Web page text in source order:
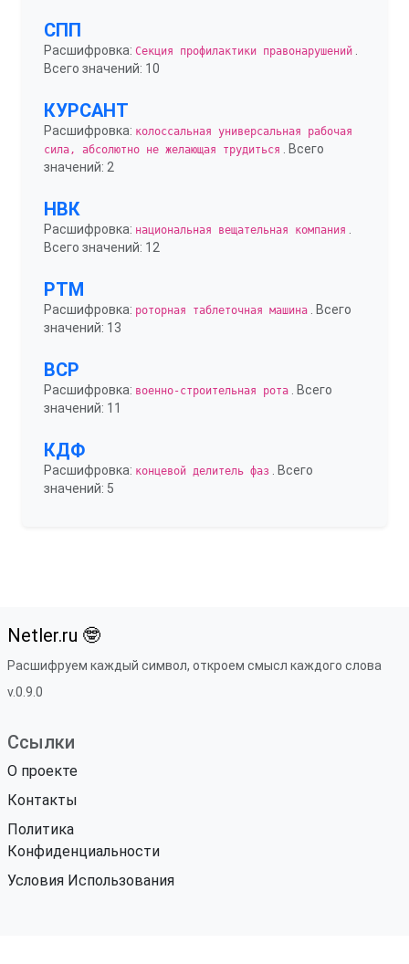
СПП
Расшифровка: Секция профилактики правонарушений
Всего значений: 10
КУРСАНТ
Расшифровка: колоссальная универсальная рабочая
сила, абсолютно не желающая трудиться
. Всего
значений: 2
НВК
Расшифровка: национальная вещательная компания
Всего значений: 12
РТМ
Расшифровка: роторная таблеточная машина . Всего
значений: 13
ВСР
Расшифровка: военно-строительная рота . Всего
значений: 11
КДФ
Расшифровка: концевой делитель фаз . Всего
значений: 5
Netler.ru 🤓
Расшифруем каждый символ, откроем смысл каждого слова
v.0.9.0
Ссылки
О проекте
Контакты
Политика
Конфиденциальности
Условия Использования